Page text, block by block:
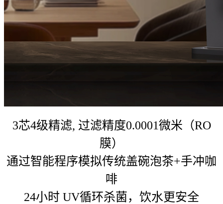
3芯4级精滤, 过滤精度0.0001微米（RO
膜）
通过智能程序模拟传统盖碗泡茶+手冲咖
啡
24小时 UV循环杀菌，饮水更安全